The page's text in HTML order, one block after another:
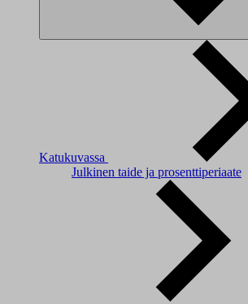
Katukuvassa
Julkinen taide ja prosenttiperiaate